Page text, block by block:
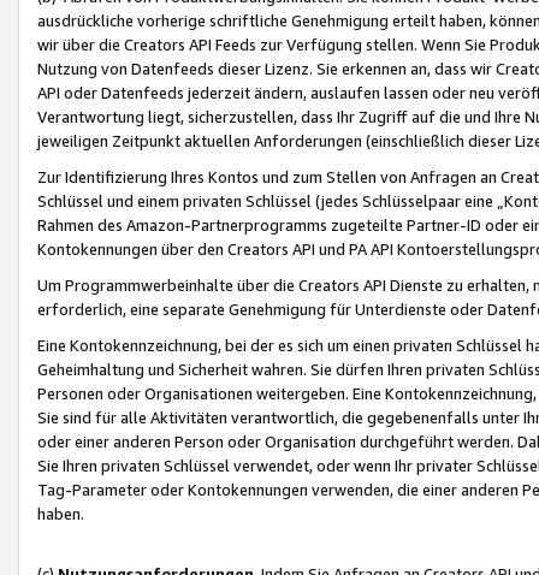
ausdrückliche vorherige schriftliche Genehmigung erteilt haben,
wir über die Creators API Feeds zur Verfügung stellen. Wenn Sie
Nutzung von Datenfeeds dieser Lizenz. Sie erkennen an, dass wir
API oder Datenfeeds jederzeit ändern, auslaufen lassen oder neu
Verantwortung liegt, sicherzustellen, dass Ihr Zugriff auf die und Ihre
jeweiligen Zeitpunkt aktuellen Anforderungen (einschließlich dieser
Zur Identifizierung Ihres Kontos und zum Stellen von Anfragen an
Schlüssel und einem privaten Schlüssel (jedes Schlüsselpaar eine
Rahmen des Amazon-Partnerprogramms zugeteilte Partner-ID oder
Kontokennungen über den Creators API und PA API
Um Programmwerbeinhalte über die Creators API Dienste zu
erforderlich, eine separate Genehmigung für Unterdienste oder
Eine Kontokennzeichnung, bei der es sich um einen privaten
Geheimhaltung und Sicherheit wahren. Sie dürfen Ihren privaten
Personen oder Organisationen weitergeben. Eine
Sie sind für alle Aktivitäten verantwortlich, die gegebenenfalls unter
oder einer anderen Person oder Organisation durchgeführt werden.
Sie Ihren privaten Schlüssel verwendet, oder wenn Ihr privater
Tag-Parameter oder Kontokennungen verwenden, die einer anderen
haben.